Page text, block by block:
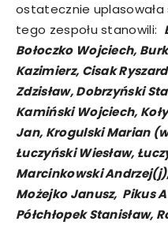
ostatecznie uplasowała
tego zespołu stanowili:
Bołoczko Wojciech,
Kazimierz, Cisak
Zdzisław, Dobrzyński
Kamiński Wojciech,
Jan, Krogulski Marian
Łuczyński Wiesław,
Marcinkowski
Możejko Janusz, Pikus
Półchłopek Stanisław,